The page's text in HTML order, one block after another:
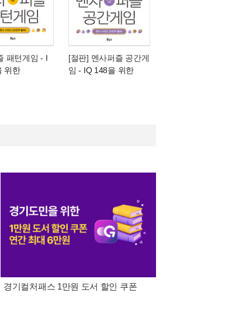
패턴게임 - I
위한
[절판] 멘사퍼즐 공간게
임 - IQ 148을 위한
경기컬처패스 1만원 도서 할인 쿠폰